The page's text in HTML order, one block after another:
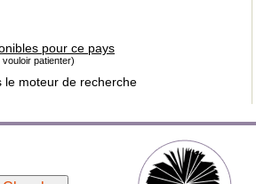
pour ce pays
patienter)
le moteur de recherche